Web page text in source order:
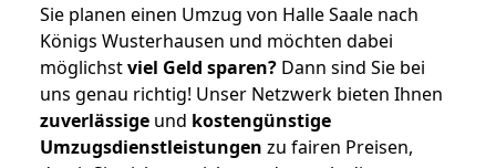
Sie planen einen Umzug von Halle Saale nach
Königs Wusterhausen und möchten dabei
möglichstviel Geld sparen? Dann sind Sie bei
uns genau richtig! Unser Netzwerk bieten Ihnen
zuverlässige und kostengünstige
Umzugsdienstleistungen zu fairen Preisen,